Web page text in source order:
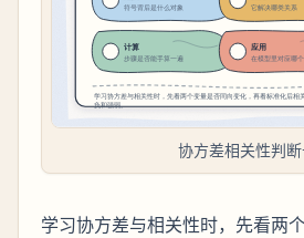
协方差相关性判
学习协方差与相关性时，先看两